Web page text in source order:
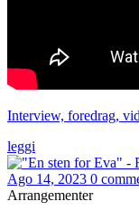
Interview, foredrag,
leggi
Ago 14, 2023 0
Arrangementer